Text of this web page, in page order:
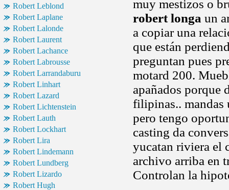
Robert Leblond
Robert Laplane
Robert Lalonde
Robert Laurent
Robert Lachance
Robert Labrousse
Robert Larrandaburu
Robert Linhart
Robert Lazard
Robert Lichtenstein
Robert Lauth
Robert Lockhart
Robert Lira
Robert Lindemann
Robert Lundberg
Robert Lizardo
Robert Hugh
muy mestizos o
robert longa un
a copiar una
que están
preguntan pues
motard 200.
apañados porque
filipinas.. mandas
pero tengo
casting da
yucatan riviera el
archivo arriba en
Controlan la